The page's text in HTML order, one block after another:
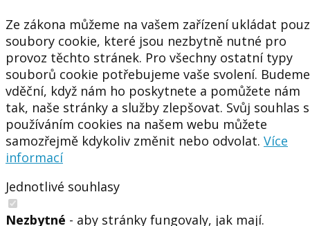
Ze zákona můžeme na vašem zařízení ukládat
soubory cookie, které jsou nezbytně nutné pro
provoz těchto stránek. Pro všechny ostatní typy
souborů cookie potřebujeme vaše svolení. Budeme
vděční, když nám ho poskytnete a pomůžete nám
tak, naše stránky a služby zlepšovat. Svůj souhlas s
používáním cookies na našem webu můžete
samozřejmě kdykoliv změnit nebo odvolat. Více
informací
Jednotlivé souhlasy
Nezbytné - aby stránky fungovaly, jak mají.